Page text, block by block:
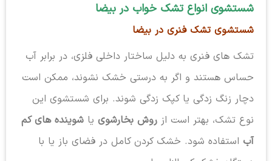
شستشوی انواع تشک خواب در بیضا
شستشوی تشک فنری در بیضا
تشک های فنری به دلیل ساختار داخلی فلزی، در برابر آب
حساس هستند و اگر به درستی خشک نشوند، ممکن است
دچار زنگ زدگی یا کپک زدگی شوند. برای شستشوی این
نوع تشک، بهتر است از روش بخارشوییا شوینده های کم
آباستفاده شود. خشک کردن کامل در فضای باز یا با